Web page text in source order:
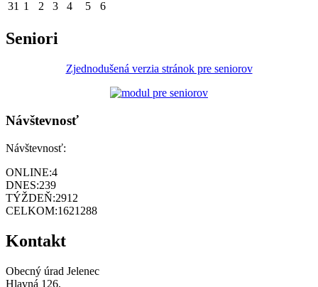
31 1 2 3 4 5 6
Seniori
Zjednodušená verzia stránok pre seniorov
Návštevnosť
Návštevnosť:
ONLINE:4
DNES:239
TÝŽDEŇ:2912
CELKOM:1621288
Kontakt
Obecný úrad Jelenec
Hlavná 126,